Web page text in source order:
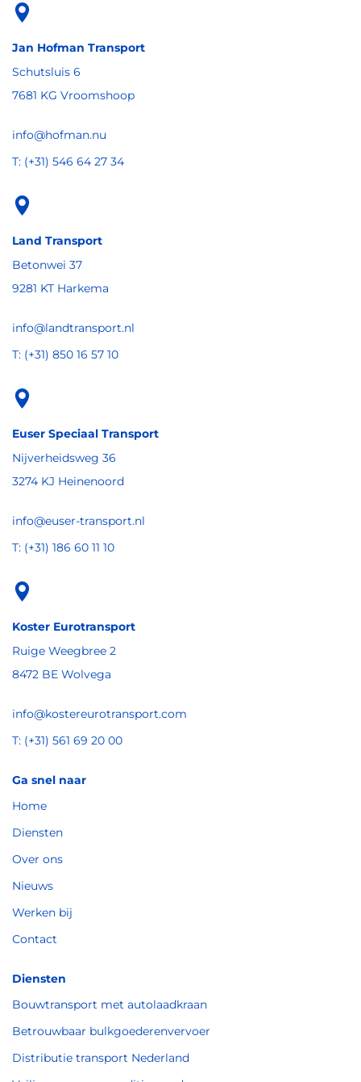
Jan Hofman Transport
Schutsluis 6
7681 KG Vroomshoop
info@hofman.nu
T: (+31) 546 64 27 34
Land Transport
Betonwei 37
9281 KT Harkema
info@landtransport.nl
T: (+31) 850 16 57 10
Euser Speciaal Transport
Nijverheidsweg 36
3274 KJ Heinenoord
info@euser-transport.nl
T: (+31) 186 60 11 10
Koster Eurotransport
Ruige Weegbree 2
8472 BE Wolvega
info@kostereurotransport.com
T: (+31) 561 69 20 00
Ga snel naar
Home
Diensten
Over ons
Nieuws
Werken bij
Contact
Diensten
Bouwtransport met autolaadkraan
Betrouwbaar bulkgoederenvervoer
Distributie transport Nederland